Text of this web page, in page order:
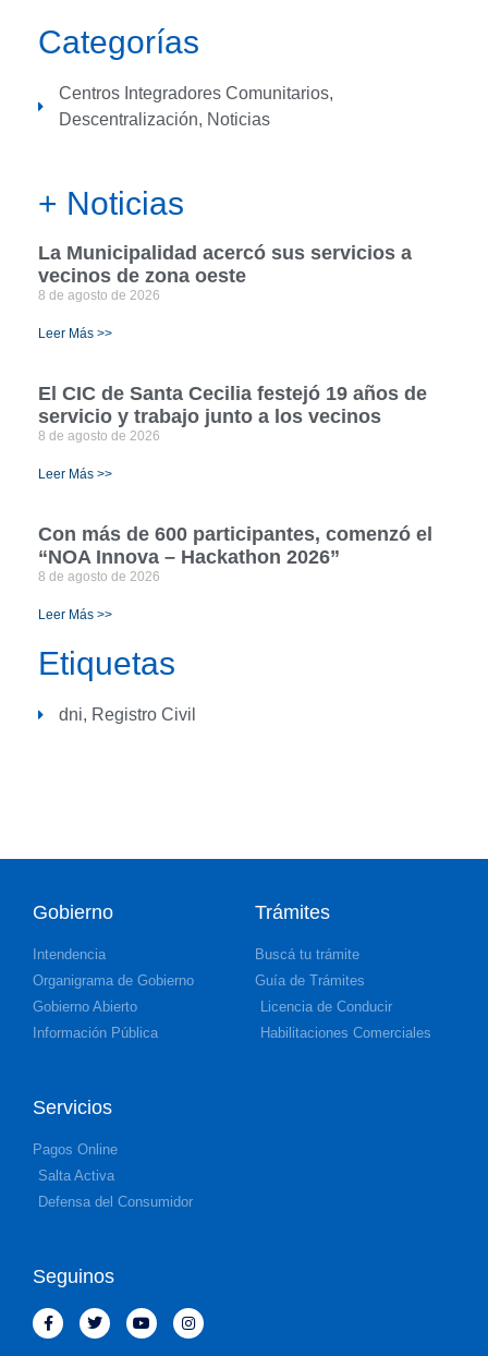
Categorías
Centros Integradores Comunitarios,
Descentralización, Noticias
+ Noticias
La Municipalidad acercó sus servicios a
vecinos de zona oeste
8 de agosto de 2026
Leer Más >>
El CIC de Santa Cecilia festejó 19 años de
servicio y trabajo junto a los vecinos
8 de agosto de 2026
Leer Más >>
Con más de 600 participantes, comenzó el
“NOA Innova – Hackathon 2026”
8 de agosto de 2026
Leer Más >>
Etiquetas
dni, Registro Civil
Gobierno
Intendencia
Organigrama de Gobierno
Gobierno Abierto
Información Pública
Trámites
Buscá tu trámite
Guía de Trámites
Licencia de Conducir
Habilitaciones Comerciales
Servicios
Pagos Online
Salta Activa
Defensa del Consumidor
Seguinos